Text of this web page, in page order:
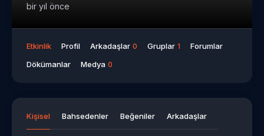
bir yıl önce
Etkinlik Profil Arkadaşlar 0 Gruplar 1
Forumlar
Dökümanlar
Medya 0
Kişisel Bahsedenler Beğeniler Arkadaşlar